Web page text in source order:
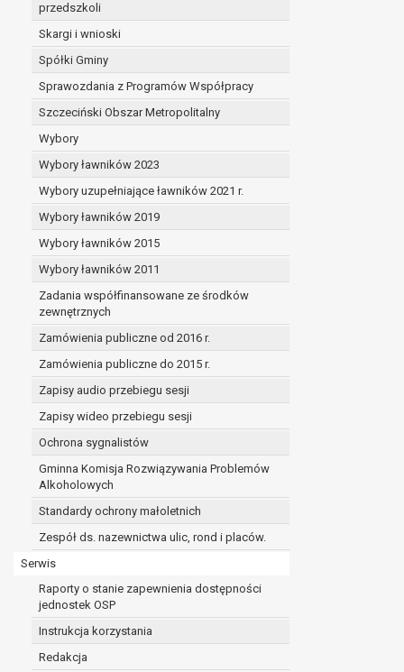
przedszkoli
Skargi i wnioski
Spółki Gminy
Sprawozdania z Programów Współpracy
Szczeciński Obszar Metropolitalny
Wybory
Wybory ławników 2023
Wybory uzupełniające ławników 2021 r.
Wybory ławników 2019
Wybory ławników 2015
Wybory ławników 2011
Zadania współfinansowane ze środków
zewnętrznych
Zamówienia publiczne od 2016 r.
Zamówienia publiczne do 2015 r.
Zapisy audio przebiegu sesji
Zapisy wideo przebiegu sesji
Ochrona sygnalistów
Gminna Komisja Rozwiązywania Problemów
Alkoholowych
Standardy ochrony małoletnich
Zespół ds. nazewnictwa ulic, rond i placów.
Serwis
Raporty o stanie zapewnienia dostępności
jednostek OSP
Instrukcja korzystania
Redakcja